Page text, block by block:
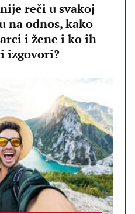
reči u svakoj
na odnos, kako
i žene i ko ih
izgovori?